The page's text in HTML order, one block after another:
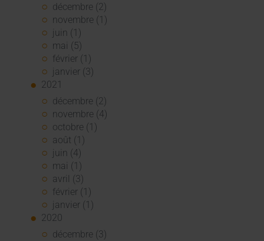
décembre (2)
novembre (1)
juin (1)
mai (5)
février (1)
janvier (3)
2021
décembre (2)
novembre (4)
octobre (1)
août (1)
juin (4)
mai (1)
avril (3)
février (1)
janvier (1)
2020
décembre (3)